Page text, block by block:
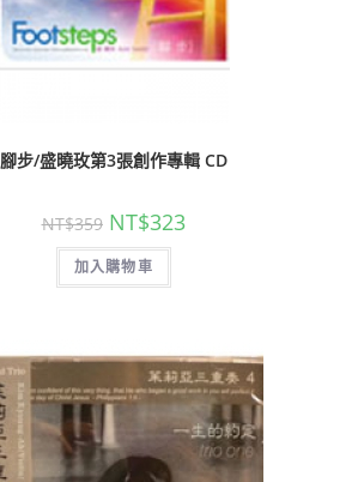
腳步/盛曉玫第3張創作專輯 CD
NT$359 NT$323
加入購物車